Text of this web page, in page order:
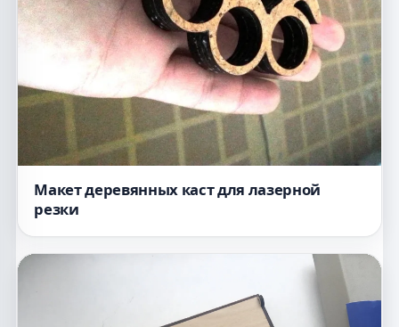
Макет деревянных каст для лазерной
резки